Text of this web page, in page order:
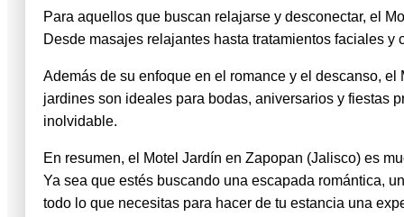
Para aquellos que buscan relajarse y desconectar, el
Desde masajes relajantes hasta tratamientos faciales
Además de su enfoque en el romance y el descanso,
jardines son ideales para bodas, aniversarios y fiestas
inolvidable.
En resumen, el Motel Jardín en Zapopan (Jalisco) es
Ya sea que estés buscando una escapada romántica,
todo lo que necesitas para hacer de tu estancia una